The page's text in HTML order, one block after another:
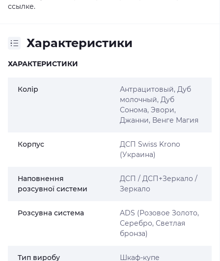
ссылке.
Характеристики
ХАРАКТЕРИСТИКИ
Колір
Антрацитовый, Дуб
молочный, Дуб
Сонома, Эвори,
Джанни, Венге Магия
Корпус
ДСП Swiss Krono
(Украина)
Наповнення
розсувної системи
ДСП / ДСП+Зеркало /
Зеркало
Розсувна система
ADS (Розовое Золото,
Серебро, Светлая
бронза)
Тип виробу Шкаф-купе